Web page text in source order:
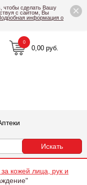
×
чтобы сделать Вашу
с сайтом, Вы
информация о
0,00 руб.
0
кожей лица, рук и